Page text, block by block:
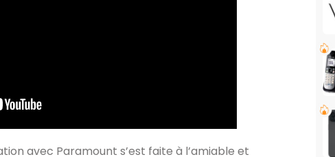
avec Paramount s’est faite à l’amiable et